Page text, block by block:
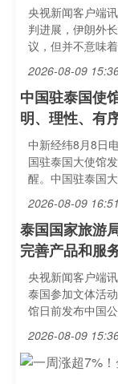
央视新闻客户端
判进展，伊朗外
议，但并不意味
2026-08-09
中国驻泰国使
明、理性、有
中新经纬8月8日
国驻泰国大使馆
醒。中国驻泰国
2026-08-09
泰国国家旅游
完善产品和服
央视新闻客户端
泰国参加文体活
馆日前发布中国
2026-08-09